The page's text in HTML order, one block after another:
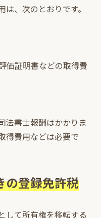
、次のとおりです。
価証明書などの取得費
法書士報酬はかかりま
得費用などは必要で
の登録免許税
して所有権を移転する